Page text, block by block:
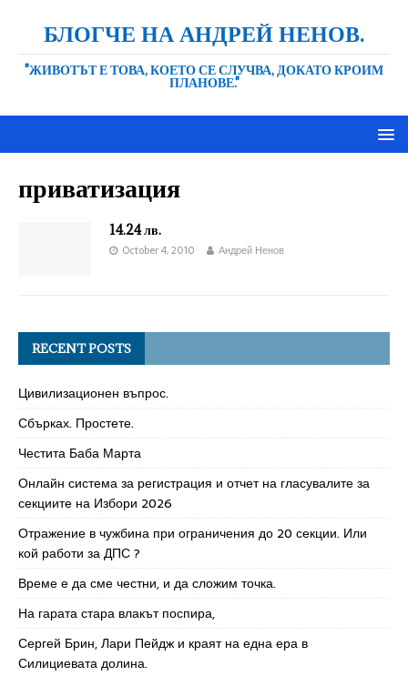
БЛОГЧЕ НА АНДРЕЙ НЕНОВ.
"ЖИВОТЪТ Е ТОВА, КОЕТО СЕ СЛУЧВА, ДОКАТО КРОИМ
ПЛАНОВЕ."
приватизация
14.24 лв.
October 4, 2010 Андрей Ненов
RECENT POSTS
Цивилизационен въпрос.
Сбърках. Простете.
Честита Баба Марта
Онлайн система за регистрация и отчет на гласувалите за
секциите на Избори 2026
Отражение в чужбина при ограничения до 20 секции. Или
кой работи за ДПС ?
Време е да сме честни, и да сложим точка.
На гарата стара влакът поспира,
Сергей Брин, Лари Пейдж и краят на една ера в
Силициевата долина.